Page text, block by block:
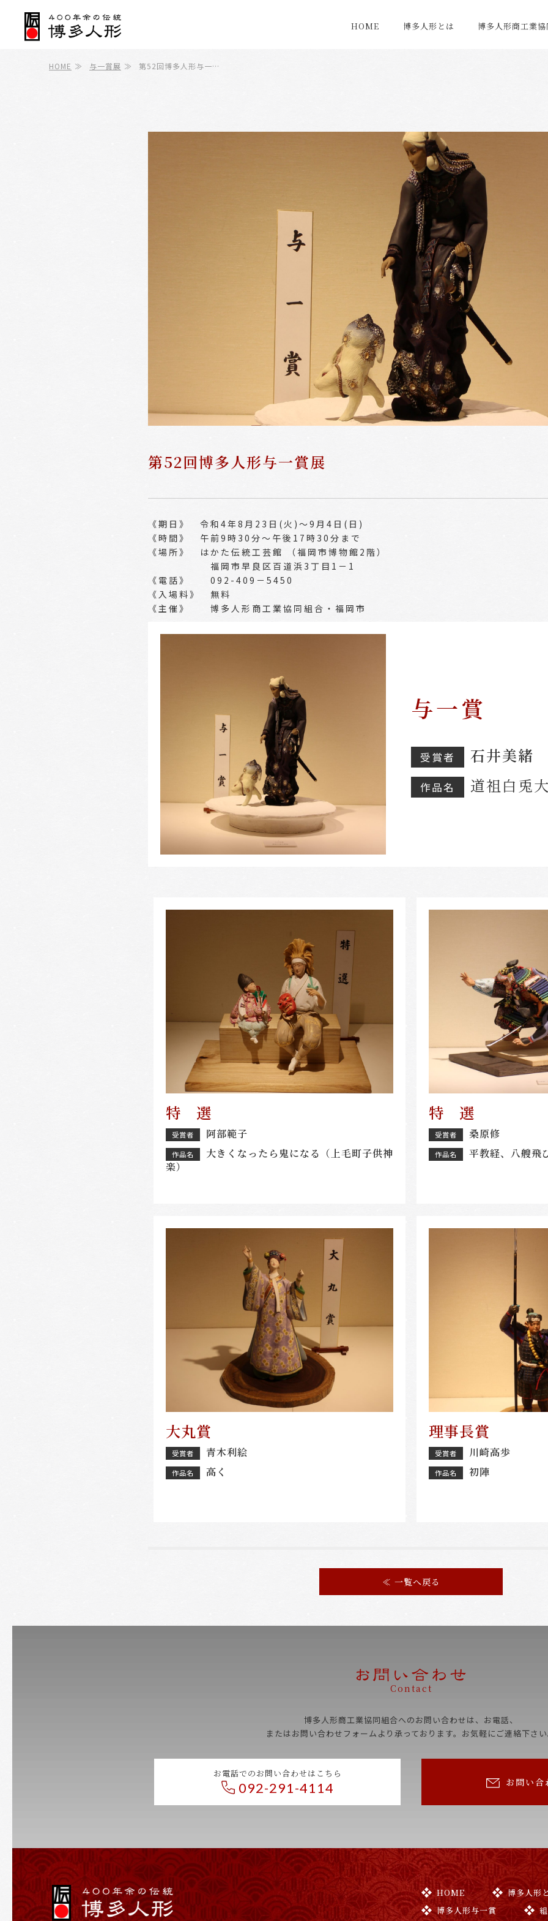
HOME 博多人形とは 博多人形商工業
HOME ≫ 与一賞展 ≫ 第52回博多人形与一…
第52回博多人形与一賞展
《期日》 令和4年8月23日(火)～9月4日(日)
《時間》 午前9時30分～午後17時30分まで
《場所》 はかた伝統工芸館 （福岡市博物館2階）
福岡市早良区百道浜3丁目1－1
《電話》 092-409－5450
《入場料》 無料
《主催》 博多人形商工業協同組合・福岡市
与一賞
受賞者 石井美緒
作品名 道祖白兎
特 選
受賞者 阿部範子
作品名
大きくなったら鬼になる（上毛町子供神
楽）
特 選
受賞者 桑原修
作品名 平教経、八艘飛
大丸賞
受賞者 青木利絵
作品名 高く
理事長賞
受賞者 川崎高歩
作品名 初陣
≪ 一覧へ戻る
Contact
博多人形商工業協同組合へのお問い合わせは、お電話、
またはお問い合わせフォームより承っております。お気軽にご連絡下さ
お電話でのお問い合わせはこちら
092-291-4114 お問い合
HOME
博多人形
博多人形与一賞